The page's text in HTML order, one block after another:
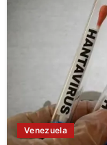
Venezuela